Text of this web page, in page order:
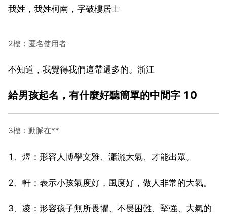
我姓，我姓柯南，字破樓居士
2樓：匿名使用者
不知道，我覺得我們這帶還多的。浙江
給男孩起名，有什麼好聽簡單的中間字 10
3樓：動脈在**
1、煜：形容人博學文雅、瀟灑大氣、才能出眾。
2、軒：表示小孩氣度好，風度好，做人非常的大氣。
3、凌：形容孩子無所畏懼、不畏困難、堅強、大氣的